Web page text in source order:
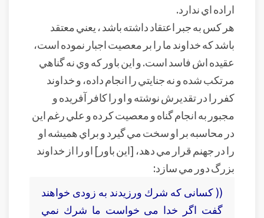
اراده اي ندارد.
هر کس به جبر اعتقاد داشته باشد ، يعني معتقد
باشد که خداوند ما را بر معصيت اجبار نموده است،
عقيده اش فاسد است. و اين باور که وي نه گناهي
مرتکب شده و نه جنايتي را انجام داده، و خداوند
کفر را در تقديرش نوشته و او را کافر آفريده و
مجبور به انجام گناه و معصيت کرده و علي رغم اين
در محاسبه بر او سخت مي گيرد و براي هميشه او
را در جهنم قرار مي دهد، [اين باور] او را از خداوند
بزرگ دور مي سازد:
(( كسانى كه شرك ورزيدند به زودى خواهند
گفت اگر خدا مى‏ خواست ما شرك نمي